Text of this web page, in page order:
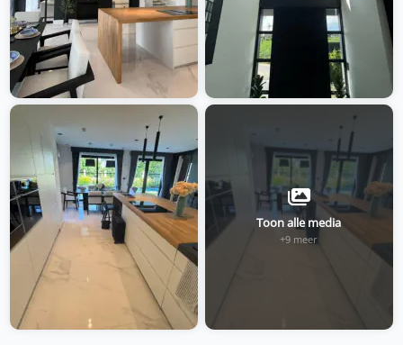
Toon alle media
+9 meer